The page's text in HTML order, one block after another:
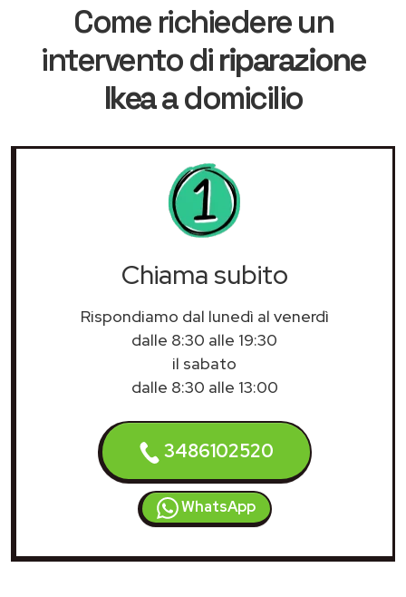
Come richiedere un
intervento diriparazione
Ikeaa domicilio
Chiama subito
Rispondiamo dal lunedì al venerdì
dalle 8:30 alle 19:30
il sabato
dalle 8:30 alle 13:00
3486102520
WhatsApp